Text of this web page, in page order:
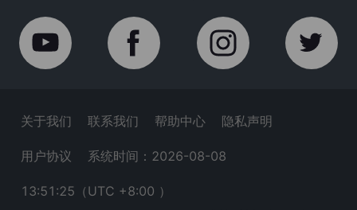
关于我们 联系我们 帮助中心 隐私声明
用户协议 系统时间：2026-08-08
13:51:25 （UTC +8:00 ）